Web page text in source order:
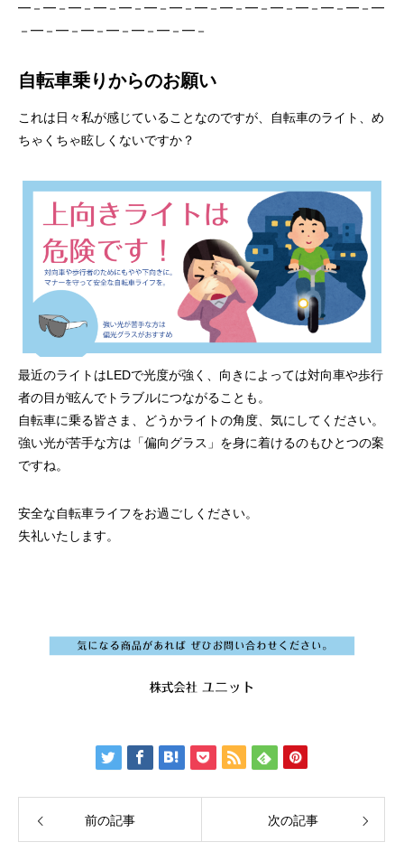
━－━－━－━－━－━－━－━－━－━－━－━－━－━－━
－━－━－━－━－━－━－━－
自転車乗りからのお願い
これは日々私が感じていることなのですが、自転車のライト、め
ちゃくちゃ眩しくないですか？
最近のライトはLEDで光度が強く、向きによっては対向車や歩行
者の目が眩んでトラブルにつながることも。
自転車に乗る皆さま、どうかライトの角度、気にしてください。
強い光が苦手な方は「偏向グラス」を身に着けるのもひとつの案
ですね。
安全な自転車ライフをお過ごしください。
失礼いたします。
前の記事 次の記事